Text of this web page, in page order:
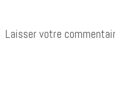
Laisser votre